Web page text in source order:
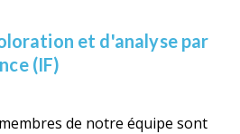
et d'analyse par
(IF)
de notre équipe sont